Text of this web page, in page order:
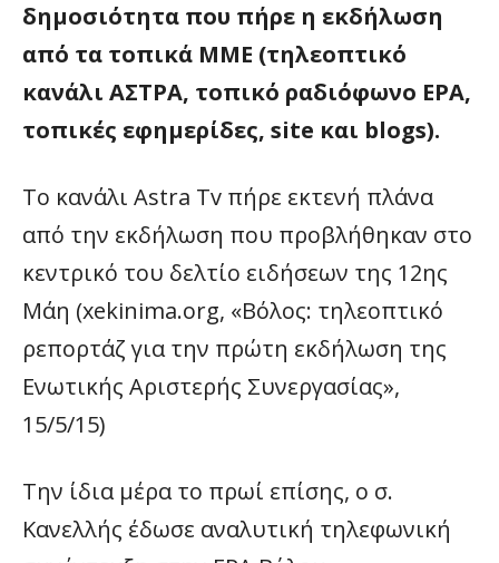
δημοσιότητα που πήρε η εκδήλωση
από τα τοπικά ΜΜΕ (τηλεοπτικό
κανάλι ΑΣΤΡΑ, τοπικό ραδιόφωνο ΕΡΑ,
τοπικές εφημερίδες, site και blogs).
Το κανάλι Astra Tv πήρε εκτενή πλάνα
από την εκδήλωση που προβλήθηκαν στο
κεντρικό του δελτίο ειδήσεων της 12ης
Μάη (xekinima.org, «Βόλος: τηλεοπτικό
ρεπορτάζ για την πρώτη εκδήλωση της
Ενωτικής Αριστερής Συνεργασίας»,
15/5/15)
Την ίδια μέρα το πρωί επίσης, ο σ.
Κανελλής έδωσε αναλυτική τηλεφωνική